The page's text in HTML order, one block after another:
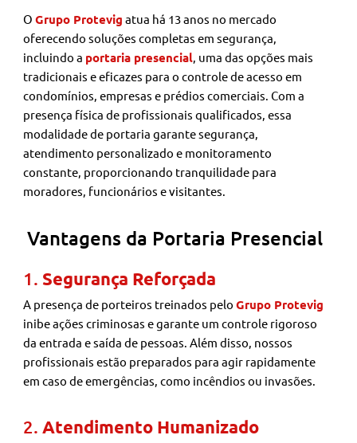
OGrupo Protevig atua há 13 anos no mercado
oferecendo soluções completas em segurança,
incluindo a portaria presencial , uma das opções mais
tradicionais e eficazes para o controle de acesso em
condomínios, empresas e prédios comerciais. Com a
presença física de profissionais qualificados, essa
modalidade de portaria garante segurança,
atendimento personalizado e monitoramento
constante, proporcionando tranquilidade para
moradores, funcionários e visitantes.
Vantagens da Portaria Presencial
1. Segurança Reforçada
A presença de porteiros treinados peloGrupo Protevig
inibe ações criminosas e garante um controle rigoroso
da entrada e saída de pessoas. Além disso, nossos
profissionais estão preparados para agir rapidamente
em caso de emergências, como incêndios ou invasões.
2.Atendimento Humanizado